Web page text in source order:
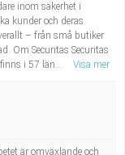
inom säkerhet i
kunder och deras
– från små butiker
Om Securitas Securitas
i 57 län...
Visa mer
är omväxlande och